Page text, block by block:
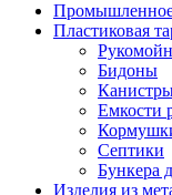
Промышленное
Пластиковая
Бидоны
Емкости
Септики
Бункера
Изделия из